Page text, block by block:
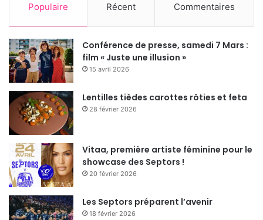
Populaire Récent Commentaires
Conférence de presse, samedi 7 Mars :
film « Juste une illusion »
15 avril 2026
Lentilles tièdes carottes rôties et feta
28 février 2026
Vitaa, première artiste féminine pour le
showcase des Septors !
20 février 2026
Les Septors préparent l’avenir
18 février 2026